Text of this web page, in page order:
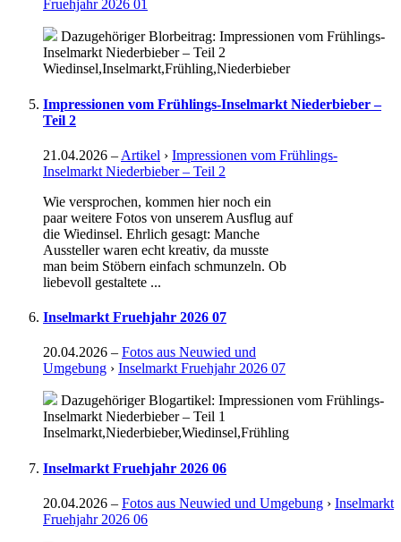
Fruehjahr 2026 01
Dazugehöriger Blorbeitrag: Impressionen vom Frühlings-
Inselmarkt Niederbieber – Teil 2
Wiedinsel,Inselmarkt,Frühling,Niederbieber
Impressionen vom Frühlings-Inselmarkt Niederbieber –
Teil 2
21.04.2026 – Artikel › Impressionen vom Frühlings-
Inselmarkt Niederbieber – Teil 2
Wie versprochen, kommen hier noch ein
paar weitere Fotos von unserem Ausflug auf
die Wiedinsel. Ehrlich gesagt: Manche
Aussteller waren echt kreativ, da musste
man beim Stöbern einfach schmunzeln. Ob
liebevoll gestaltete ...
Inselmarkt Fruehjahr 2026 07
20.04.2026 – Fotos aus Neuwied und
Umgebung › Inselmarkt Fruehjahr 2026 07
Dazugehöriger Blogartikel: Impressionen vom Frühlings-
Inselmarkt Niederbieber – Teil 1
Inselmarkt,Niederbieber,Wiedinsel,Frühling
Inselmarkt Fruehjahr 2026 06
20.04.2026 – Fotos aus Neuwied und Umgebung › Inselmarkt
Fruehjahr 2026 06